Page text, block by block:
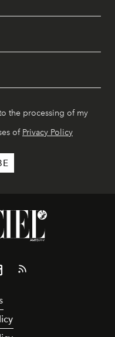
the processing of my
of Privacy Policy